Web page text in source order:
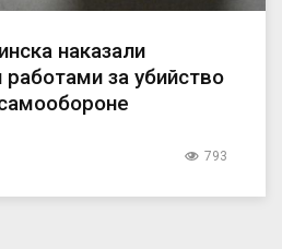
наказали
за убийство
793